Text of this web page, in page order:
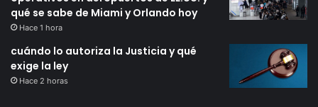
qué se sabe de Miami y Orlando hoy
Hace 1 hora
cuándo lo autoriza la Justicia y qué
exige la ley
Hace 2 horas